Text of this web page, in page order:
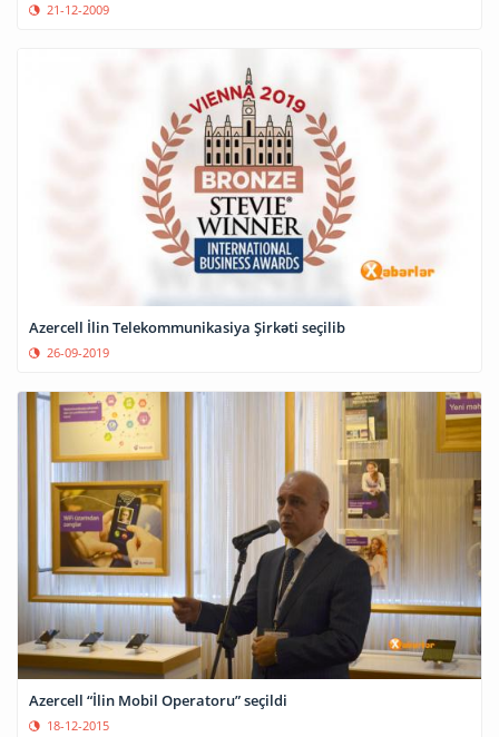
21-12-2009
Azercell İlin Telekommunikasiya Şirkəti seçilib
26-09-2019
Azercell “İlin Mobil Operatoru” seçildi
18-12-2015